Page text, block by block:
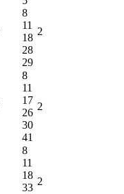
8
11
18
28
29
2
8
11
17
26
30
41
2
8
11
18
33
2